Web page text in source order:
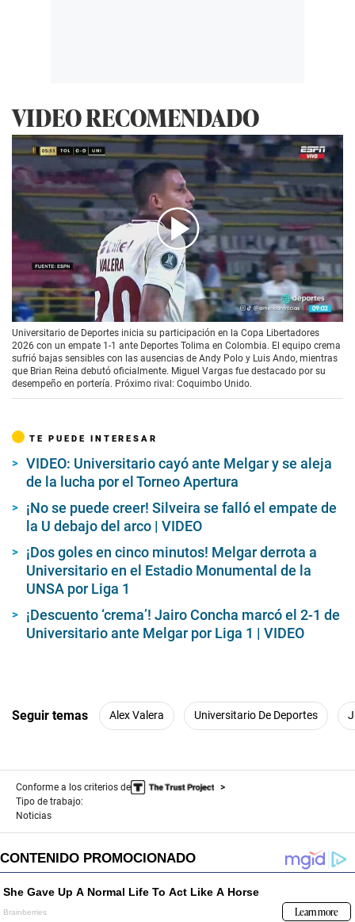
VIDEO RECOMENDADO
00:00/01:15
Universitario de Deportes inicia su participación en la Copa Libertadores
2026 con un empate 1-1 ante Deportes Tolima en Colombia. El equipo crema
sufrió bajas sensibles con las ausencias de Andy Polo y Luis Ando, mientras
que Brian Reina debutó oficialmente. Miguel Vargas fue destacado por su
desempeño en portería. Próximo rival: Coquimbo Unido.
TE PUEDE INTERESAR
VIDEO: Universitario cayó ante Melgar y se aleja
de la lucha por el Torneo Apertura
¡No se puede creer! Silveira se falló el empate de
la U debajo del arco | VIDEO
¡Dos goles en cinco minutos! Melgar derrota a
Universitario en el Estadio Monumental de la
UNSA por Liga 1
¡Descuento ‘crema’! Jairo Concha marcó el 2-1 de
Universitario ante Melgar por Liga 1 | VIDEO
Seguir temas Alex Valera Universitario De Deportes
Conforme a los criterios de
Tipo de trabajo:
Noticias